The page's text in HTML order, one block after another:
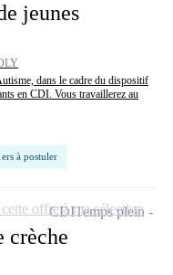
jeunes
dans le cadre du dispositif
en CDI. Vous travaillerez au
à postuler
crèche
CDITemps plein
offre à ma sélection